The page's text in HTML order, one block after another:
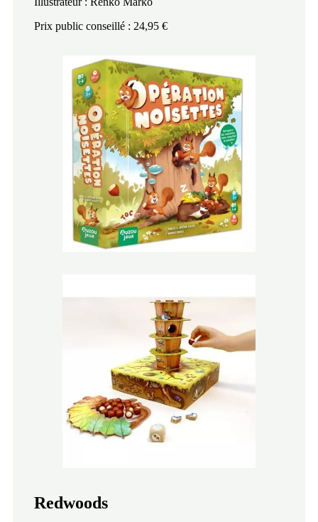
Prix public conseillé : 24,95 €
Redwoods